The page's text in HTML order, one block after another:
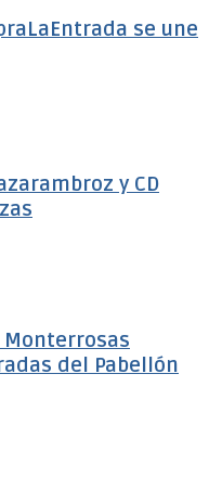
se une
y CD
Monterrosas
del Pabellón